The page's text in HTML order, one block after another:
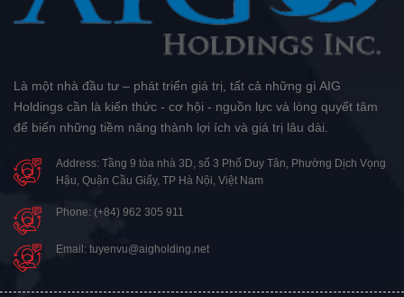
Là một nhà đầu tư – phát triển giá trị, tất cả những gì AIG
Holdings cần là kiến thức - cơ hội - nguồn lực và lòng quyết tâm
để biến những tiềm năng thành lợi ích và giá trị lâu dài.
Address: Tầng 9 tòa nhà 3D, số 3 Phố Duy Tân, Phường Dịch Vọng
Hậu, Quận Cầu Giấy, TP Hà Nội, Việt Nam
Phone: (+84) 962 305 911
Email: tuyenvu@aigholding.net